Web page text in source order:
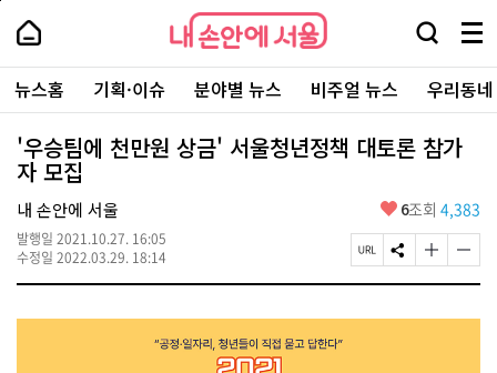
본
로
가
내
손
안
에
서
울
-
서
울
시
대
표
소
통
포
내
손
에
울
검
창
열
기
메
뉴
전
체
보
주
요
서
뉴스홈 기획·이슈 분야별 뉴스 비주얼 뉴스 우리동
'우승팀에 천만원 상금' 서울청년정책 대토론 참가
자 모집
내 손안에 서울
발행일 2021.10.27. 16:05
수정일 2022.03.29. 18:14
좋
요
6조회 4,383
페
이
U
S
N
공
글
자
기
글
자
기
페
상
단
로